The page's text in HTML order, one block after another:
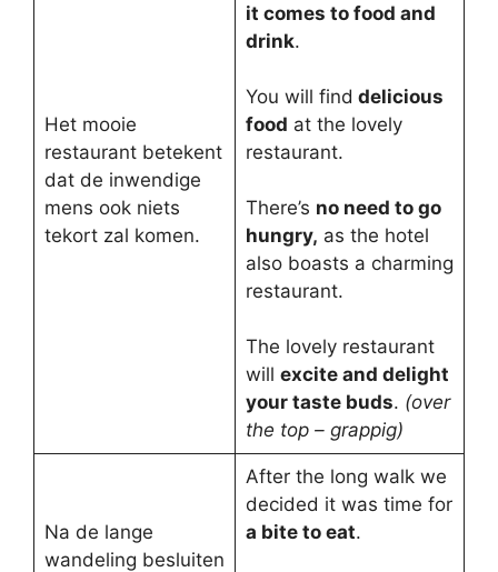
Het mooie
restaurant betekent
dat de inwendige
mens ook niets
tekort zal komen.
it comes to food and
drink.
You will find delicious
food at the lovely
restaurant.
There’s no need to go
hungry, as the hotel
also boasts a charming
restaurant.
The lovely restaurant
will excite and delight
your taste buds. (over
the top – grappig)
Na de lange
wandeling besluiten
After the long walk we
decided it was time for
a bite to eat.